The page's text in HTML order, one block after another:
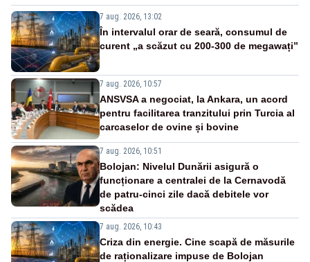
7 aug. 2026, 13:02
În intervalul orar de seară, consumul de
curent „a scăzut cu 200-300 de megawați”
7 aug. 2026, 10:57
ANSVSA a negociat, la Ankara, un acord
pentru facilitarea tranzitului prin Turcia al
carcaselor de ovine și bovine
7 aug. 2026, 10:51
Bolojan: Nivelul Dunării asigură o
funcționare a centralei de la Cernavodă
de patru-cinci zile dacă debitele vor
scădea
7 aug. 2026, 10:43
Criza din energie. Cine scapă de măsurile
de raționalizare impuse de Bolojan